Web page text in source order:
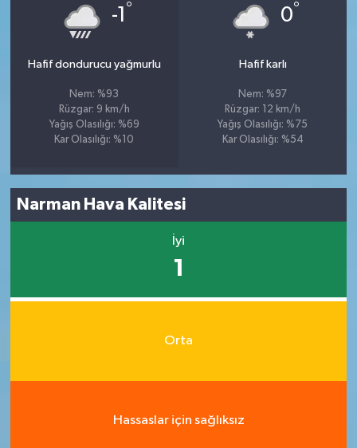
-1 °
Hafif dondurucu yağmurlu
Nem: %93
Rüzgar: 9 km/h
Yağış Olasılığı: %69
Kar Olasılığı: %10
0°
Hafif karlı
Nem: %97
Rüzgar: 12 km/h
Yağış Olasılığı: %75
Kar Olasılığı: %54
Narman Hava Kalitesi
İyi
1
Orta
Hassaslar için sağlıksız